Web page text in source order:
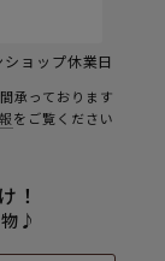
ョップ休業日
承っております
をご覧ください
！
♪